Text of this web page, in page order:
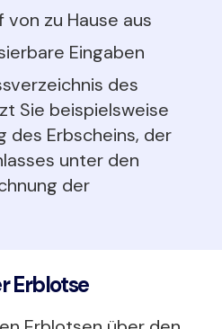
zu Hause aus
Eingaben
des
Sie beispielsweise
des Erbscheins, der
unter den
der
Erblotse